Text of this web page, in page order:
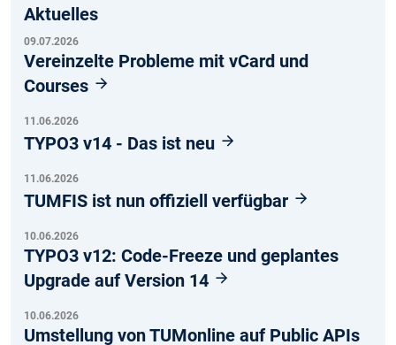
Aktuelles
09.07.2026
Vereinzelte Probleme mit vCard und
Courses
11.06.2026
TYPO3 v14 - Das ist neu
11.06.2026
TUMFIS ist nun offiziell verfügbar
10.06.2026
TYPO3 v12: Code-Freeze und geplantes
Upgrade auf Version 14
10.06.2026
Umstellung von TUMonline auf Public APIs